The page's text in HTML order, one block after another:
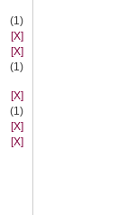
(1)
[X]
[X]
(1)
[X]
(1)
[X]
[X]